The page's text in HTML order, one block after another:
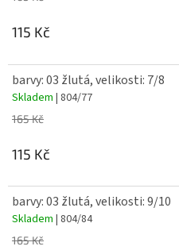
115 Kč
barvy: 03 žlutá, velikosti: 7/8
Skladem | 804/77
165 Kč
115 Kč
barvy: 03 žlutá, velikosti: 9/10
Skladem | 804/84
165 Kč